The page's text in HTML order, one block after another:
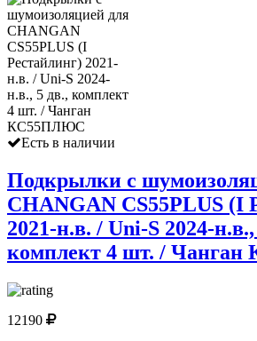
Есть в наличии
Подкрылки с
CHANGAN CS55PLUS (I
2021-н.в. / Uni-S 2024-
комплект 4 шт. /
12190